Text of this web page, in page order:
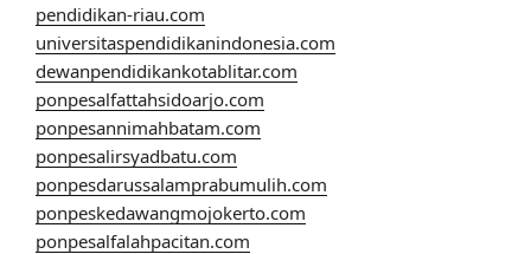
pendidikan-riau.com
universitaspendidikanindonesia.com
dewanpendidikankotablitar.com
ponpesalfattahsidoarjo.com
ponpesannimahbatam.com
ponpesalirsyadbatu.com
ponpesdarussalamprabumulih.com
ponpeskedawangmojokerto.com
ponpesalfalahpacitan.com